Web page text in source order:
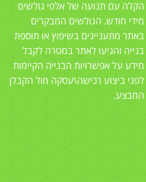
הקלה עם תנועה של אלפי גולשים
מידי חודש. הגולשים המבקרים
באתר מתעניינים בשיפוץ או תוספת
בנייה והגיעו לאתר במטרה לקבל
מידע על אפשרויות הבנייה הקיימות
לפני ביצוע רכישה\עסקה מול הקבלן
המבצע.